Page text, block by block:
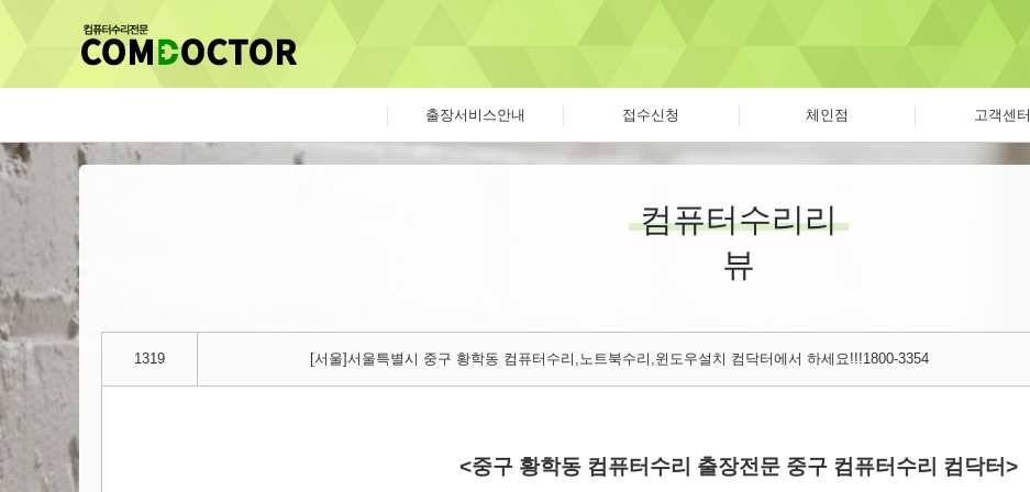
출장서비스안내 접수신청 체인점 고객센터
컴퓨터수리리
뷰
1319 [서울]서울특별시 중구 황학동 컴퓨터수리,노트북수리,윈도우설치 컴닥터에서 하세요!!!1800-3354
<중구 황학동 컴퓨터수리 출장전문 중구 컴퓨터수리 컴닥터>